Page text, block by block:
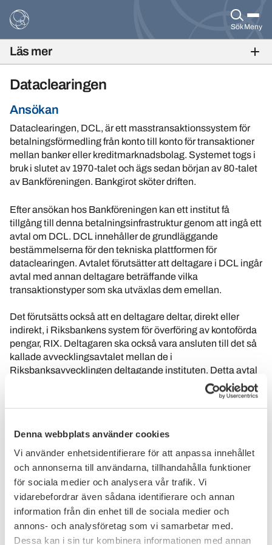
Denna webbplats använder cookies
Vi använder enhetsidentifierare för att anpassa innehållet
och annonserna till användarna, tillhandahålla funktioner
för sociala medier och analysera vår trafik. Vi
vidarebefordrar även sådana identifierare och annan
information från din enhet till de sociala medier och
annons- och analysföretag som vi samarbetar med.
Dessa kan i sin tur kombinera informationen med annan
SökMeny
Dataclearingen
Ansökan
Dataclearingen, DCL, är ett masstransaktionssystem för
betalningsförmedling från konto till konto för transaktioner
mellan banker eller kreditmarknadsbolag. Systemet togs i
bruk i slutet av 1970-talet och ägs sedan början av 80-talet
av Bankföreningen. Bankgirot sköter driften.
Efter ansökan hos Bankföreningen kan ett institut få
tillgång till denna betalningsinfrastruktur genom att ingå ett
avtal om DCL. DCL innehåller de grundläggande
bestämmelserna för den tekniska plattformen för
dataclearingen. Avtalet förutsätter att deltagare i DCL ingår
avtal med annan deltagare beträffande vilka
transaktionstyper som ska utväxlas dem emellan.
Det förutsätts också att en deltagare deltar, direkt eller
indirekt, i Riksbankens system för överföring av kontoförda
pengar, RIX. Deltagaren ska också vara ansluten till det så
kallade avvecklingsavtalet mellan de i
Riksbanksavvecklingen deltagande instituten. Detta avtal
ingås mellan de institut som är direktdeltagare i RIX och
administreras av Bankföreningen, genom att till
exempel samtliga originalavtal förvaras hos
Varje institut får dock själv bedöma om det eventuellt ska
ansöka om tillträde till RIX hos Riksbanken eller delta
indirekt genom att teckna avtal med en direktdeltagare.
Därutöver kan ett institut även ansöka om att få ansluta sig
Läs mer